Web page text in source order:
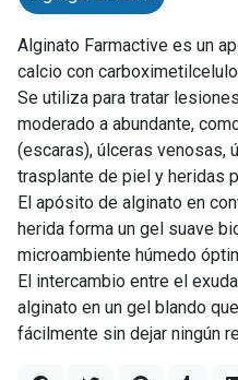
Alginato Farmactive es un
calcio con
Se utiliza para tratar
moderado a abundante,
(escaras), úlceras venosas,
trasplante de piel y heridas
El apósito de alginato en
herida forma un gel suave
microambiente húmedo
El intercambio entre el
alginato en un gel blando
fácilmente sin dejar ningún